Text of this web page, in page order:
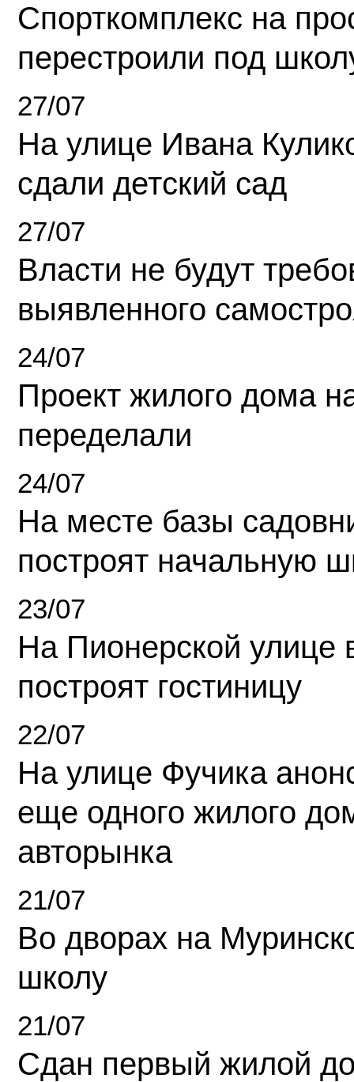
Спорткомплекс на
перестроили под
27/07
На улице Ивана
сдали детский сад
27/07
Власти не будут
выявленного
24/07
Проект жилого дома
переделали
24/07
На месте базы
построят начальную
23/07
На Пионерской улице
построят гостиницу
22/07
На улице Фучика
еще одного жилого
авторынка
21/07
Во дворах на
школу
21/07
Сдан первый жилой